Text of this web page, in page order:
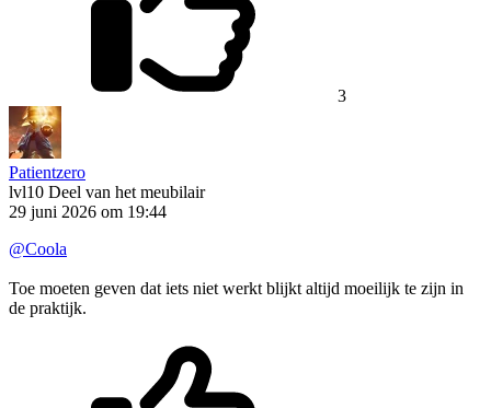
3
Patientzero
lvl10 Deel van het meubilair
29 juni 2026 om 19:44
@Coola
Toe moeten geven dat iets niet werkt blijkt altijd moeilijk te zijn in
de praktijk.